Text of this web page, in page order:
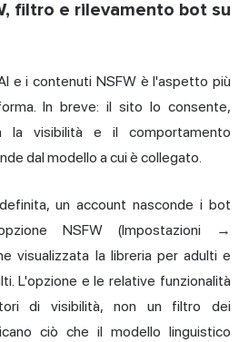
filtro e rilevamento bot su
e i contenuti NSFW è l'aspetto più
In breve: il sito lo consente,
la visibilità e il comportamento
dal modello a cui è collegato.
un account nasconde i bot
NSFW (Impostazioni →
visualizzata la libreria per adulti e
L'opzione e le relative funzionalità
di visibilità, non un filtro dei
ciò che il modello linguistico